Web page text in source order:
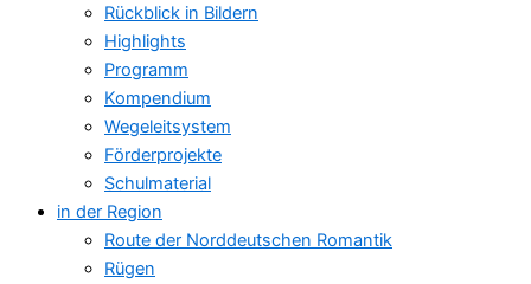
Rückblick in Bildern
Highlights
Programm
Kompendium
Wegeleitsystem
Förderprojekte
Schulmaterial
in der Region
Route der Norddeutschen Romantik
Rügen